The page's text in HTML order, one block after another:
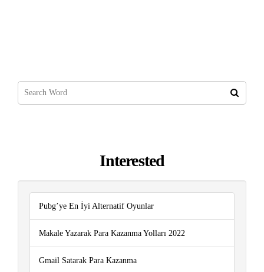
Interested
Pubg’ye En İyi Alternatif Oyunlar
Makale Yazarak Para Kazanma Yolları 2022
Gmail Satarak Para Kazanma